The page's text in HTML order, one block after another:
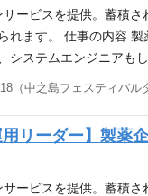
経験のある方 アピ
、一気通貫した幅広
ービスを提供。蓄積
ます。 仕事の内容
ステムエンジニア
後にはPMもしくは
や営業領域の業界／
る方 ■2〜3名のチー
実施経験のある方 ア
まで、一気通貫した
（中之島フェスティバル
リーダー】製薬
ービスを提供。蓄積